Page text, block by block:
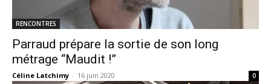
RENCONTRES
Parraud prépare la sortie de son long
métrage “Maudit !”
Céline Latchimy - 16 juin 2020 0